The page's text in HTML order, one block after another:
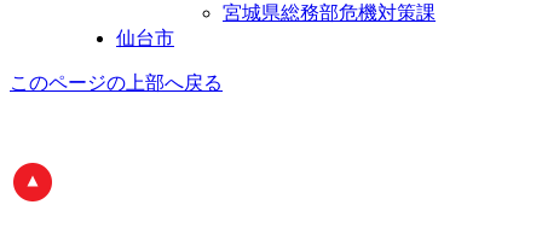
宮城県総務部危機対策課
仙台市
このページの上部へ戻る